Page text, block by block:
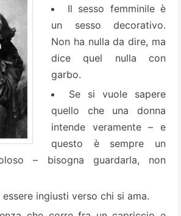
Il sesso femminile è
un sesso decorativo.
Non ha nulla da dire, ma
dice quel nulla con
garbo.
Se si vuole sapere
quello che una donna
intende veramente – e
questo è sempre un
– bisogna guardarla, non
ingiusti verso chi si ama.